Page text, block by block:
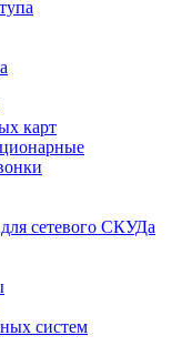
карт
сетевого СКУДа
систем